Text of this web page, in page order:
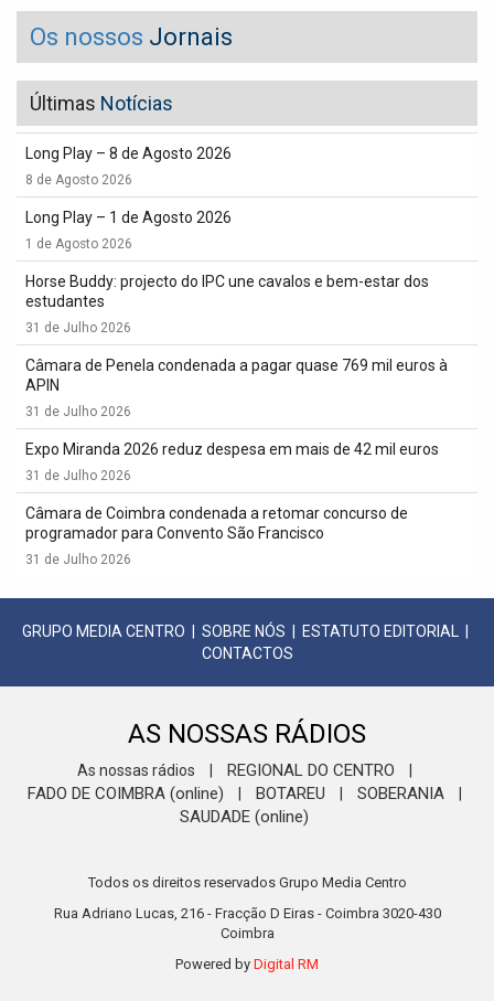
Os nossos Jornais
Últimas Notícias
Long Play – 8 de Agosto 2026
8 de Agosto 2026
Long Play – 1 de Agosto 2026
1 de Agosto 2026
Horse Buddy: projecto do IPC une cavalos e bem-estar dos
estudantes
31 de Julho 2026
Câmara de Penela condenada a pagar quase 769 mil euros à
APIN
31 de Julho 2026
Expo Miranda 2026 reduz despesa em mais de 42 mil euros
31 de Julho 2026
Câmara de Coimbra condenada a retomar concurso de
programador para Convento São Francisco
31 de Julho 2026
GRUPO MEDIA CENTRO SOBRE NÓS ESTATUTO EDITORIAL
CONTACTOS
AS NOSSAS RÁDIOS
As nossas rádios REGIONAL DO CENTRO
FADO DE COIMBRA (online) BOTAREU SOBERANIA
SAUDADE (online)
Todos os direitos reservados Grupo Media Centro
Rua Adriano Lucas, 216 - Fracção D Eiras - Coimbra 3020-430
Coimbra
Powered by Digital RM